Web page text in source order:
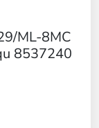
ML-8MC
8537240